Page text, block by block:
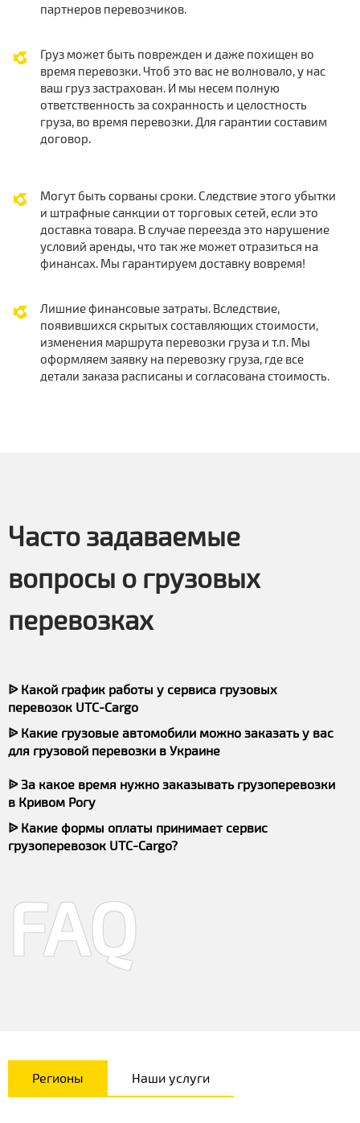
партнеров перевозчиков.
Груз может быть поврежден и даже похищен во
время перевозки. Чтоб это вас не волновало, у нас
ваш груз застрахован. И мы несем полную
ответственность за сохранность и целостность
груза, во время перевозки. Для гарантии составим
договор.
Могут быть сорваны сроки. Следствие этого убытки
и штрафные санкции от торговых сетей, если это
доставка товара. В случае переезда это нарушение
условий аренды, что так же может отразиться на
финансах. Мы гарантируем доставку вовремя!
Лишние финансовые затраты. Вследствие,
появившихся скрытых составляющих стоимости,
изменения маршрута перевозки груза и т.п. Мы
оформляем заявку на перевозку груза, где все
детали заказа расписаны и согласована стоимость.
Часто задаваемые
вопросы о грузовых
перевозках
ᐉ Какой график работы у сервиса грузовых
перевозок UTC-Cargo
ᐉ Какие грузовые автомобили можно заказать у вас
для грузовой перевозки в Украине
ᐉ За какое время нужно заказывать грузоперевозки
в Кривом Рогу
ᐉ Какие формы оплаты принимает сервис
грузоперевозок UTC-Cargo?
FAQ
Регионы Наши услуги